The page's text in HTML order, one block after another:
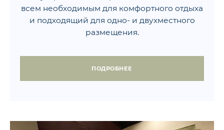
всем необходимым для комфортного отдыха
и подходящий для одно- и двухместного
размещения.
ПОДРОБНЕЕ